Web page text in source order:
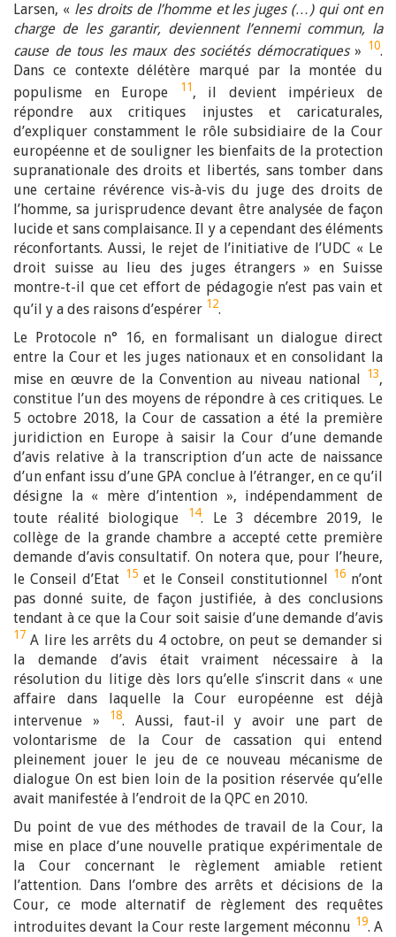
Larsen, « les droits de l’homme et les juges (…) qui ont en
charge de les garantir, deviennent l’ennemi commun, la
cause de tous les maux des sociétés démocratiques» 10.
Dans ce contexte délétère marqué par la montée du
populisme en Europe
11, il devient impérieux de
répondre aux critiques injustes et caricaturales,
d’expliquer constamment le rôle subsidiaire de la Cour
européenne et de souligner les bienfaits de la protection
supranationale des droits et libertés, sans tomber dans
une certaine révérence vis-à-vis du juge des droits de
l’homme, sa jurisprudence devant être analysée de façon
lucide et sans complaisance. Il y a cependant des éléments
réconfortants. Aussi, le rejet de l’initiative de l’UDC « Le
droit suisse au lieu des juges étrangers » en Suisse
montre-t-il que cet effort de pédagogie n’est pas vain et
qu’il y a des raisons d’espérer 12.
Le Protocole n° 16, en formalisant un dialogue direct
entre la Cour et les juges nationaux et en consolidant la
mise en œuvre de la Convention au niveau national 13,
constitue l’un des moyens de répondre à ces critiques. Le
5 octobre 2018, la Cour de cassation a été la première
juridiction en Europe à saisir la Cour d’une demande
d’avis relative à la transcription d’un acte de naissance
d’un enfant issu d’une GPA conclue à l’étranger, en ce qu’il
désigne la « mère d’intention », indépendamment de
toute réalité biologique
14. Le 3 décembre 2019, le
collège de la grande chambre a accepté cette première
demande d’avis consultatif. On notera que, pour l’heure,
le Conseil d’Etat 15et le Conseil constitutionnel 16n’ont
pas donné suite, de façon justifiée, à des conclusions
tendant à ce que la Cour soit saisie d’une demande d’avis
17 A lire les arrêts du 4 octobre, on peut se demander si
la demande d’avis était vraiment nécessaire à la
résolution du litige dès lors qu’elle s’inscrit dans « une
affaire dans laquelle la Cour européenne est déjà
intervenue »
18. Aussi, faut-il y avoir une part de
volontarisme de la Cour de cassation qui entend
pleinement jouer le jeu de ce nouveau mécanisme de
dialogue On est bien loin de la position réservée qu’elle
avait manifestée à l’endroit de la QPC en 2010.
Du point de vue des méthodes de travail de la Cour, la
mise en place d’une nouvelle pratique expérimentale de
la Cour concernant le règlement amiable retient
l’attention. Dans l’ombre des arrêts et décisions de la
Cour, ce mode alternatif de règlement des requêtes
introduites devant la Cour reste largement méconnu 19. A